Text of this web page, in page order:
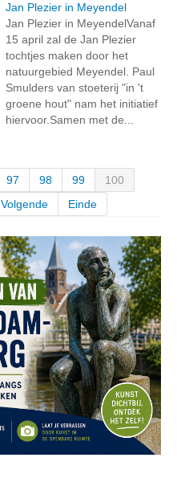
Jan Plezier in Meyendel
Jan Plezier in MeyendelVanaf
15 april zal de Jan Plezier
tochtjes maken door het
natuurgebied Meyendel. Paul
Smulders van stoeterij "in 't
groene hout" nam het initiatief
hiervoor.Samen met de...
97 98 99
100
Volgende Einde